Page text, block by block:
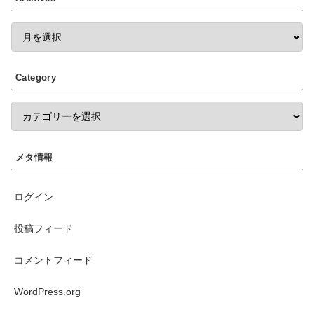
Category
メタ情報
ログイン
投稿フィード
コメントフィード
WordPress.org